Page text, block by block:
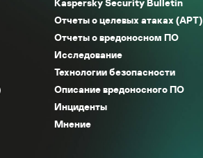
Kaspersky Security Bulletin
Отчеты о целевых атаках (APT)
Отчеты о вредоносном ПО
Исследование
Технологии безопасности
Описание вредоносного ПО
Инциденты
Мнение